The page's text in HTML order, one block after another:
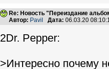
Re: Новость "Переиздание
Автор: Pavil Дата: 06.03.20
2Dr. Pepper:
>Интересно почему